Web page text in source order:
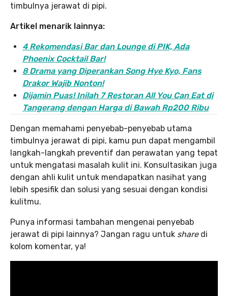
timbulnya jerawat di pipi.
Artikel menarik lainnya:
4 Rekomendasi Bar dan Lounge di PIK, Ada
Phoenix Cocktail Bar!
8 Drama yang Diperankan Song Hye Kyo, Fans
Drakor Wajib Nonton!
Dijamin Puas! Inilah 7 Restoran All You Can Eat di
Tangerang dengan Harga di Bawah Rp200 Ribu
Dengan memahami penyebab-penyebab utama
timbulnya jerawat di pipi, kamu pun dapat mengambil
langkah-langkah preventif dan perawatan yang tepat
untuk mengatasi masalah kulit ini. Konsultasikan juga
dengan ahli kulit untuk mendapatkan nasihat yang
lebih spesifik dan solusi yang sesuai dengan kondisi
kulitmu.
Punya informasi tambahan mengenai penyebab
jerawat di pipi lainnya? Jangan ragu untuk sharedi
kolom komentar, ya!